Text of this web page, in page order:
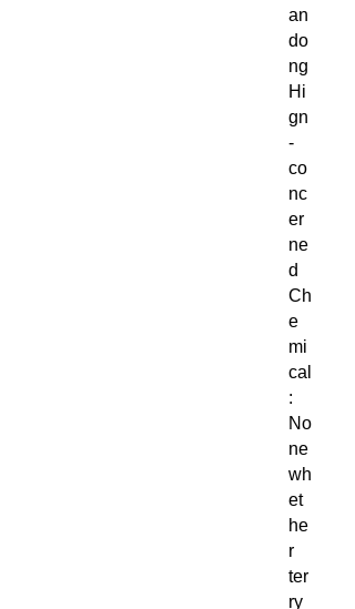
an
do
ng
Hi
gn
-
co
nc
er
ne
d
Ch
e
mi
cal
:
No
ne
wh
et
he
r
ter
ry